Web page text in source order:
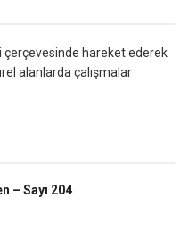
çerçevesinde hareket ederek
alanlarda çalışmalar
– Sayı 204